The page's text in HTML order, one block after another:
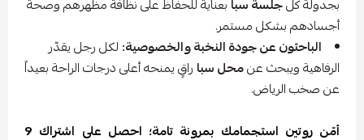
بجدولة كلجلسة سبا بعناية للحفاظ على نظافة مظهرهم وصحة
أجسادهم بشكل مستمر.
الباحثون عن جودة النخبة والخصوصية: لكل رجل يقدّر
الرفاهية ويبحث عنمحل سبا راقٍ يمنحه أعلى درجات الراحة بعيداً
عن صخب الرياض.
أمّن روتين استجمامك بمرونة تامة؛ احصل على اشتراك 9